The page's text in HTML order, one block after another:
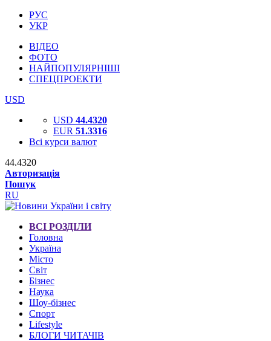
РУС
УКР
ВІДЕО
ФОТО
НАЙПОПУЛЯРНІШІ
СПЕЦПРОЕКТИ
USD
USD 44.4320
EUR 51.3316
Всі курси валют
44.4320
Авторизація
Пошук
RU
ВСІ РОЗДІЛИ
Головна
Україна
Місто
Світ
Бізнес
Наука
Шоу-бізнес
Спорт
Lifestyle
БЛОГИ ЧИТАЧІВ